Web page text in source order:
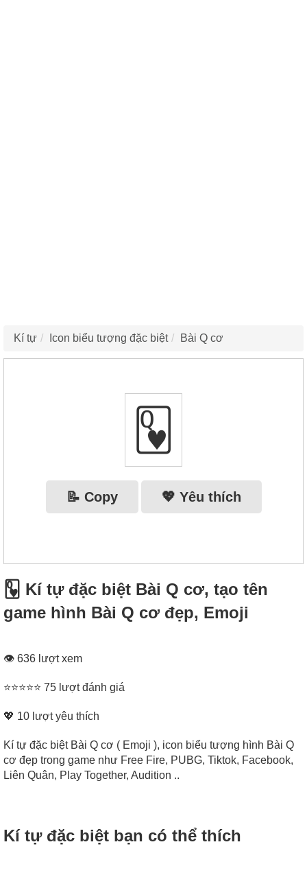
Kí tự Icon biểu tượng đặc biệt Bài Q cơ
🂽
📝 Copy 💖 Yêu thích
🂽 Kí tự đặc biệt Bài Q cơ, tạo tên
game hình Bài Q cơ đẹp, Emoji
👁 636 lượt xem
⭐⭐⭐⭐⭐ 75 lượt đánh giá
💖 10 lượt yêu thích
Kí tự đặc biệt Bài Q cơ ( Emoji ), icon biểu tượng hình Bài Q
cơ đẹp trong game như Free Fire, PUBG, Tiktok, Facebook,
Liên Quân, Play Together, Audition ..
Kí tự đặc biệt bạn có thể thích